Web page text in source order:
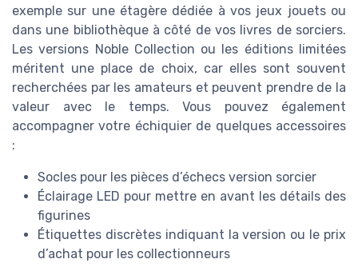
exemple sur une étagère dédiée à vos jeux jouets ou
dans une bibliothèque à côté de vos livres de sorciers.
Les versions Noble Collection ou les éditions limitées
méritent une place de choix, car elles sont souvent
recherchées par les amateurs et peuvent prendre de la
valeur avec le temps. Vous pouvez également
accompagner votre échiquier de quelques accessoires
:
Socles pour les pièces d’échecs version sorcier
Éclairage LED pour mettre en avant les détails des
figurines
Étiquettes discrètes indiquant la version ou le prix
d’achat pour les collectionneurs